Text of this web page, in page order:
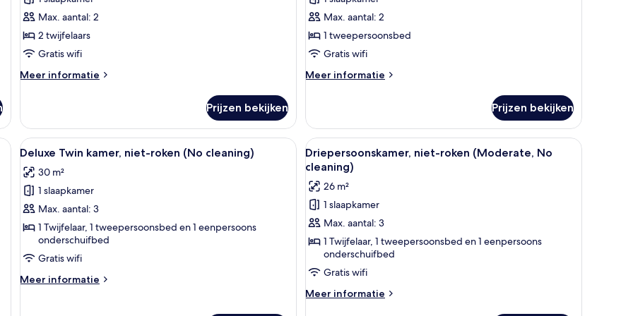
niet-
roken
(No
Housekeeping)
laden
Max. aantal: 2
2 twijfelaars
Gratis wifi
Meer informatie
Meer
Twin
kamer,
niet-
(No
Housekeeping)
Prijzen bekijken
roken
(No
cleaning)
laden
Max. aantal: 2
1 tweepersoonsbed
Gratis wifi
Meer informatie
Meer
tweepersoonskamer,
niet-
roken
(No
cleaning)
Prijzen bekijken
een bank en een eettafeltje.
Alle
foto's
voor
Deluxe
Twin
kamer,
niet-
roken
(No
Een hotelkamer met twee bedden, een bureau, een stoel en een kleine tafel.
5
Deluxe Twin kamer, niet-roken (No cleaning)
30 m²
1 slaapkamer
Max. aantal: 3
1 Twijfelaar, 1 tweepersoonsbed en 1 eenpersoons
onderschuifbed
Gratis wifi
Meer informatie
Meer
Alle
foto's
voor
Driepersoonskamer,
niet-
roken
(Moderate,
cleaning)
laden
Een kluis op de kamer, een bureau,
5
Driepersoonskamer, niet-roken (Moderate, No
cleaning)
26 m²
1 slaapkamer
Max. aantal: 3
1 Twijfelaar, 1 tweepersoonsbed en 1 eenpersoons
onderschuifbed
Gratis wifi
Meer informatie
Meer